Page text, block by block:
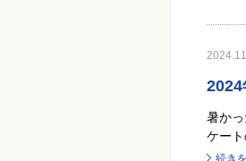
2024
暑か
ケー
続き